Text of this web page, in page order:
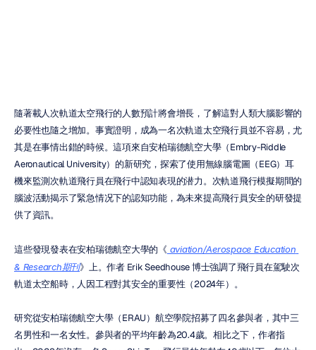
隨著載人次軌道太空飛行的人數預計將會增長，了解這對人類大腦影響的
必要性也隨之增加。事實證明，成為一名次軌道太空飛行員並不容易，尤
其是在事情出錯的時候。這項來自安柏瑞德航空大學（Embry-Riddle
Aeronautical University）的新研究，探索了使用無線腦電圖（EEG）耳
機來監測次軌道飛行員在飛行中認知表現的潜力。次軌道飛行模擬期間的
腦波活動揭示了緊急情况下的認知功能，為未來提高飛行員安全的研發提
供了資訊。
這些發現發表在安柏瑞德航空大學的《 aviation/Aerospace Education
& Research期刊》上。作者 Erik Seedhouse 博士強調了飛行員在駕駛次
軌道太空船時，人因工程對其安全的重要性（2024年）。
研究從安柏瑞德航空大學（ERAU）航空學院招募了四名參與者，其中三
名男性和一名女性。參與者的平均年齡為20.4歲。相比之下，作者指